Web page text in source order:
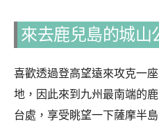
來去鹿兒島的城山
喜歡透過登高望遠來攻克一
地，因此來到九州最南端的
台處，享受眺望一下薩摩半